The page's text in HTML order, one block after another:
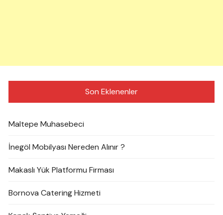
Son Eklenenler
Maltepe Muhasebeci
İnegöl Mobilyası Nereden Alınır ?
Makaslı Yük Platformu Firması
Bornova Catering Hizmeti